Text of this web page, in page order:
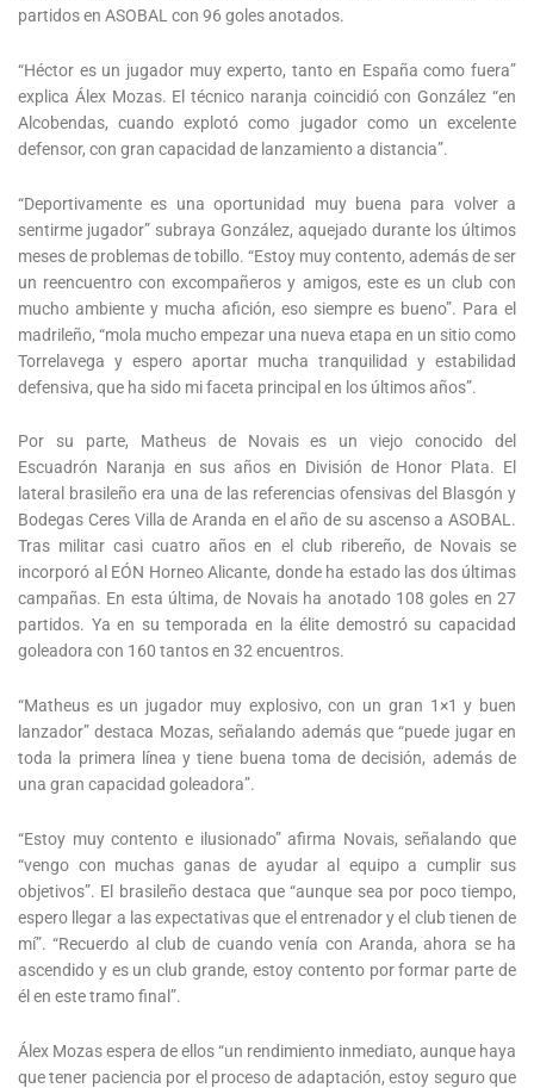
partidos en ASOBAL con 96 goles anotados.
“Héctor es un jugador muy experto, tanto en España como fuera”
explica Álex Mozas. El técnico naranja coincidió con González “en
Alcobendas, cuando explotó como jugador como un excelente
defensor, con gran capacidad de lanzamiento a distancia”.
“Deportivamente es una oportunidad muy buena para volver a
sentirme jugador” subraya González, aquejado durante los últimos
meses de problemas de tobillo. “Estoy muy contento, además de ser
un reencuentro con excompañeros y amigos, este es un club con
mucho ambiente y mucha afición, eso siempre es bueno”. Para el
madrileño, “mola mucho empezar una nueva etapa en un sitio como
Torrelavega y espero aportar mucha tranquilidad y estabilidad
defensiva, que ha sido mi faceta principal en los últimos años”.
Por su parte, Matheus de Novais es un viejo conocido del
Escuadrón Naranja en sus años en División de Honor Plata. El
lateral brasileño era una de las referencias ofensivas del Blasgón y
Bodegas Ceres Villa de Aranda en el año de su ascenso a ASOBAL.
Tras militar casi cuatro años en el club ribereño, de Novais se
incorporó al EÓN Horneo Alicante, donde ha estado las dos últimas
campañas. En esta última, de Novais ha anotado 108 goles en 27
partidos. Ya en su temporada en la élite demostró su capacidad
goleadora con 160 tantos en 32 encuentros.
“Matheus es un jugador muy explosivo, con un gran 1×1 y buen
lanzador” destaca Mozas, señalando además que “puede jugar en
toda la primera línea y tiene buena toma de decisión, además de
una gran capacidad goleadora”.
“Estoy muy contento e ilusionado” afirma Novais, señalando que
“vengo con muchas ganas de ayudar al equipo a cumplir sus
objetivos”. El brasileño destaca que “aunque sea por poco tiempo,
espero llegar a las expectativas que el entrenador y el club tienen de
mí”. “Recuerdo al club de cuando venía con Aranda, ahora se ha
ascendido y es un club grande, estoy contento por formar parte de
él en este tramo final”.
Álex Mozas espera de ellos “un rendimiento inmediato, aunque haya
que tener paciencia por el proceso de adaptación, estoy seguro que